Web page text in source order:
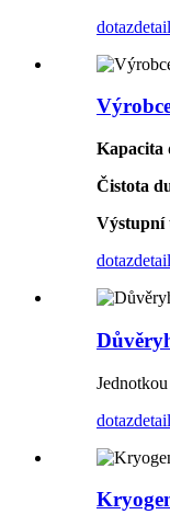
dotazdetail
Kapacita
Čistota
Výstupní
dotazdetail
dotazdetail